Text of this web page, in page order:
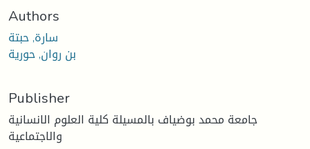
Authors
سارة, حبتة
بن روان, حورية
Publisher
جامعة محمد بوضياف بالمسيلة كلية العلوم الانسانية
والاجتماعية